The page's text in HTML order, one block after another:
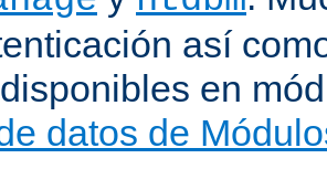
así
en
datos de